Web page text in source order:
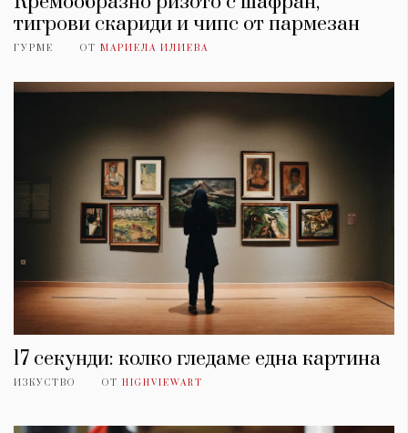
тигрови скариди и чипс от пармезан
ГУРМЕ ОТ МАРИЕЛА ИЛИЕВА
17 секунди: колко гледаме една картина
ИЗКУСТВО ОТ HIGHVIEWART